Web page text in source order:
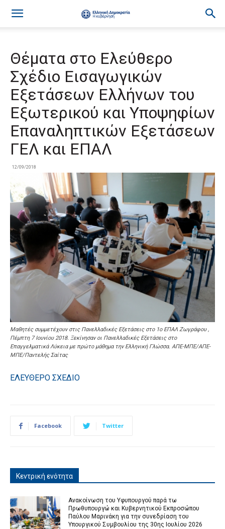
Θέματα στο Ελεύθερο
Σχέδιο Εισαγωγικών
Εξετάσεων Ελλήνων του
Εξωτερικού και Υποψηφίων
Επαναληπτικών Εξετάσεων
ΓΕΛ και ΕΠΑΛ
12/09/2018
Μαθητές συμμετέχουν στις Πανελλαδικές Εξετάσεις στο 1ο ΕΠΑΛ Ζωγράφου ,
Πέμπτη 7 Ιουνίου 2018. Ξεκίνησαν οι Πανελλαδικές Εξετάσεις στο
Επαγγελματικά Λύκεια με πρώτο μάθημα την Ελληνική Γλώσσα. ΑΠΕ-ΜΠΕ/ΑΠΕ-
ΜΠΕ/Παντελής Σαίτας
ΕΛΕΥΘΕΡΟ ΣΧΕΔΙΟ
Facebook Twitter
Κεντρική ενότητα
Ανακοίνωση του Υφυπουργού παρά τω
Πρωθυπουργώ και Κυβερνητικού Εκπροσώπου
Παύλου Μαρινάκη για την συνεδρίαση του
Υπουργικού Συμβουλίου της 30ης Ιουλίου 2026